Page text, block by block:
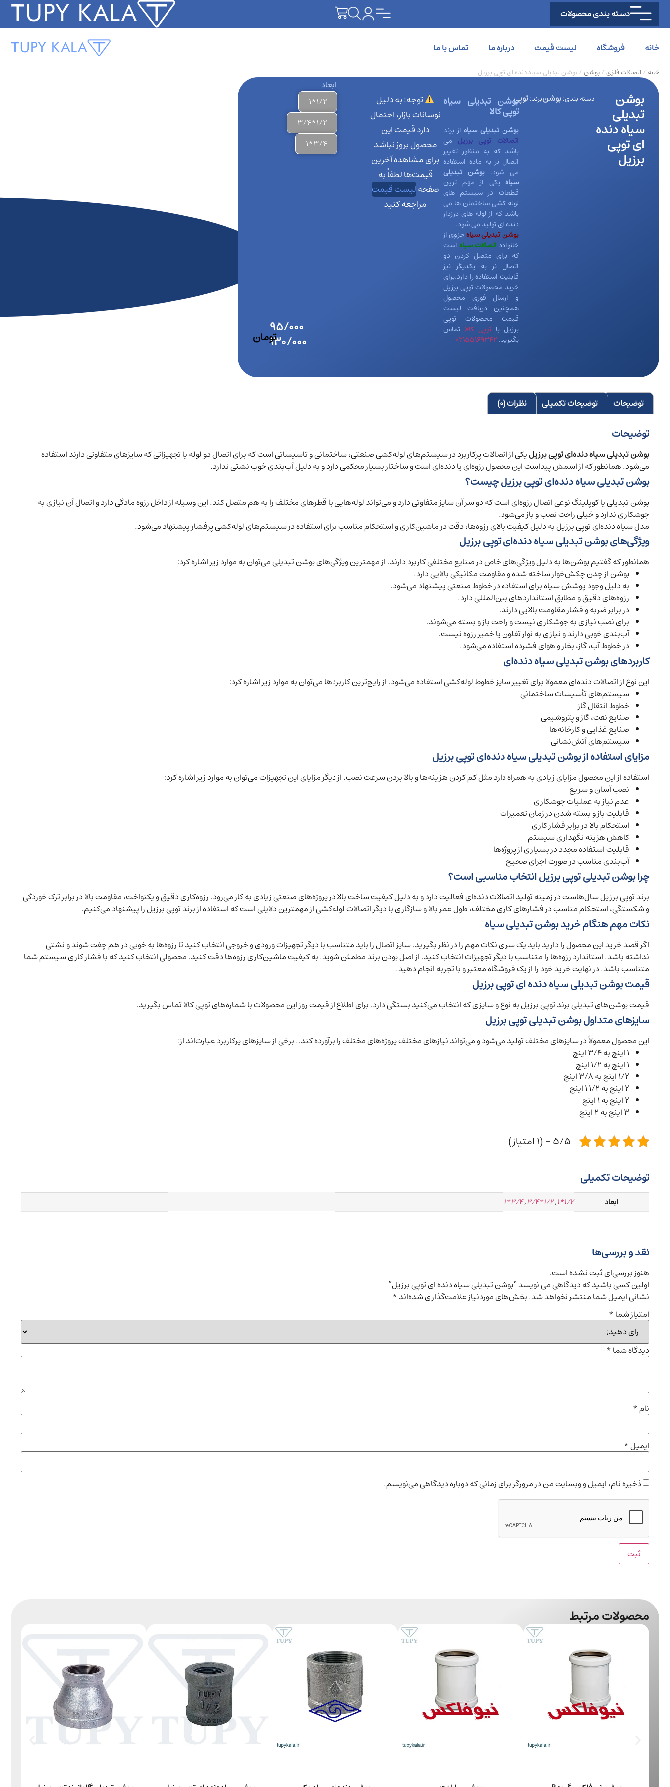
دسته بندی محصولات
خانه فروشگاه لیست قیمت درباره ما تماس با ما
خانه / اتصالات فلزی/بوشن/ بوشن تبدیلی سیاه دنده ای توپی برزیل
بوشن
تبدیلی
سیاه دنده
ای توپی
برزیل
دسته بندی:بوشنبرند:توپیبوشن تبدیلی سیاه
توپی کالا
بوشن تبدیلی سیاهاز برند
اتصالات توپی برزیل می
باشد که به منظور تغییر
اتصال نر به ماده استفاده
می شود. بوشن تبدیلی
سیاه یکی از مهم ترین
قطعات در سیستم های
لوله کشی ساختمان ها می
باشد که از لوله های درزدار
دنده ای تولید می شود.
بوشن تبدیلی سیاهجزوی از
خانواده اتصالات سیاهاست
که برای متصل کردن دو
اتصال نر به یکدیگر نیز
قابلیت استفاده را دارد.برای
خرید محصولات توپی برزیل
و ارسال فوری محصول
همچنین دریافت لیست
قیمت محصولات توپی
برزیل باتوپی کالا تماس
بگیرید.
توجه: به دلیل
نوسانات بازار، احتمال
دارد قیمت این
محصول بروز نباشد
برای مشاهده آخرین
قیمت‌ها لطفاً به
صفحهلیست قیمت
مراجعه کنید
ابعاد
1/2*1
1/2*3/4
3/4*1
توضیحات توضیحات تکمیلی نظرات (0)
توضیحات
بوشن تبدیلی سیاه دنده‌ای توپی برزیلیکی از اتصالات پرکاربرد در سیستم‌های لوله‌کشی صنعتی، ساختمانی و تاسیساتی است که برای اتصال دو لوله یا تجهیزاتی که سایزهای متفاوتی دارند استفاده
می‌شود. همانطور که از اسمش پیداست این محصول رزوه‌ای یا دنده‌ای است و ساختار بسیار محکمی دارد و به دلیل آب‌بندی خوب نشتی ندارد.
بوشن تبدیلی سیاه دنده‌ای توپی برزیل چیست؟
بوشن تبدیلی یا کوپلینگ نوعی اتصال رزوه‌ای است که دو سر آن سایز متفاوتی دارد و می‌تواند لوله‌هایی با قطرهای مختلف را به هم متصل کند. این وسیله از داخل رزوه مادگی دارد و اتصال آن نیازی به
جوشکاری ندارد و خیلی راحت نصب و باز می‌شود.
مدل سیاه دنده‌ای توپی برزیل به دلیل کیفیت بالای رزوه‌ها، دقت در ماشین‌کاری و استحکام مناسب برای استفاده در سیستم‌های لوله‌کشی پرفشار پیشنهاد می‌شود.
ویژگی‌های بوشن تبدیلی سیاه دنده‌ای توپی برزیل
همانطور که گفتیم بوشن‌ها به دلیل ویژگی‌های خاص در صنایع مختلفی کاربرد دارند. از مهمترین ویژگی‌های بوشن تبدیلی می‌توان به موارد زیر اشاره کرد:
بوشن از چدن چکش‌خوار ساخته شده و مقاومت مکانیکی بالایی دارد.
به دلیل وجود پوشش سیاه برای استفاده در خطوط صنعتی پیشنهاد می‌شود.
رزوه‌های دقیق و مطابق استانداردهای بین‌المللی دارد.
در برابر ضربه و فشار مقاومت بالایی دارند.
برای نصب نیازی به جوشکاری نیست و راحت باز و بسته می‌شوند.
آب‌بندی خوبی دارند و نیازی به نوار تفلون یا خمیر رزوه نیست.
در خطوط آب، گاز، بخار و هوای فشرده استفاده می‌شود.
کاربردهای بوشن تبدیلی سیاه دنده‌ای
این نوع از اتصالات دنده‌ای معمولا برای تغییر سایز خطوط لوله‌کشی استفاده می‌شود. از رایج‌ترین کاربردها می‌توان به موارد زیر اشاره کرد:
سیستم‌های تأسیسات ساختمانی
خطوط انتقال گاز
صنایع نفت، گاز و پتروشیمی
صنایع غذایی و کارخانه‌ها
سیستم‌های آتش‌نشانی
مزایای استفاده از بوشن تبدیلی سیاه دنده‌ای توپی برزیل
استفاده از این محصول مزایای زیادی به همراه دارد مثل کم کردن هزینه‌ها و بالا بردن سرعت نصب. از دیگر مزایای این تجهیزات می‌توان به موارد زیر اشاره کرد:
نصب آسان و سریع
عدم نیاز به عملیات جوشکاری
قابلیت باز و بسته شدن در زمان تعمیرات
استحکام بالا در برابر فشار کاری
کاهش هزینه نگهداری سیستم
قابلیت استفاده مجدد در بسیاری از پروژه‌ها
آب‌بندی مناسب در صورت اجرای صحیح
چرا بوشن تبدیلی توپی برزیل انتخاب مناسبی است؟
برند توپی برزیل سال‌هاست در زمینه تولید اتصالات دنده‌ای فعالیت دارد و به دلیل کیفیت ساخت بالا در پروژه‌های صنعتی زیادی به کار می‌رود. رزوه‌کاری دقیق و یکنواخت، مقاومت بالا در برابر ترک خوردگی
و شکستگی، استحکام مناسب در فشارهای کاری مختلف، طول عمر بالا و سازگاری با دیگر اتصالات لوله‌کشی از مهمترین دلایلی است که استفاده از برند توپی برزیل را پیشنهاد می‌کنیم.
نکات مهم هنگام خرید بوشن تبدیلی سیاه
اگر قصد خرید این محصول را دارید باید یک سری نکات مهم را در نظر بگیرید. سایز اتصال را باید متناسب با دیگر تجهیزات ورودی و خروجی انتخاب کنید تا رزوه‌ها به خوبی در هم چفت شوند و نشتی
نداشته باشد. استاندارد رزوه‌ها را متناسب با دیگر تجهیزات انتخاب کنید. از اصل بودن برند مطمئن شوید. به کیفیت ماشین‌کاری رزوه‌ها دقت کنید. محصولی انتخاب کنید که با فشار کاری سیستم شما
متناسب باشد. در نهایت خرید خود را از یک فروشگاه معتبر و با تجربه انجام دهید.
قیمت بوشن تبدیلی سیاه دنده ای توپی برزیل
قیمت بوشن‌های تبدیلی برند توپی برزیل به نوع و سایزی که انتخاب می‌کنید بستگی دارد. برای اطلاع از قیمت روز این محصولات با شماره‌های توپی کالا تماس بگیرید.
سایزهای متداول بوشن تبدیلی توپی برزیل
این محصول معمولاً در سایزهای مختلف تولید می‌شود و می‌تواند نیازهای مختلف پروژه‌های مختلف را برآورده کند.. برخی از سایزهای پرکاربرد عبارت‌اند از:
۱ اینچ به ۳/۴ اینچ
۱ اینچ به ۱/۲ اینچ
۱/۲ اینچ به ۳/۸ اینچ
۲ اینچ به ۱/۲ ۱ اینچ
۲ اینچ به ۱ اینچ
۳ اینچ به ۲ اینچ
5/5 - (1 امتیاز)
توضیحات تکمیلی
ابعاد 1/2*1
,
1/2*3/4
,
3/4*1
نقد و بررسی‌ها
هنوز بررسی‌ای ثبت نشده است.
اولین کسی باشید که دیدگاهی می نویسد “بوشن تبدیلی سیاه دنده ای توپی برزیل”
نشانی ایمیل شما منتشر نخواهد شد.بخش‌های موردنیاز علامت‌گذاری شده‌اند*
امتیاز شما*
دیدگاه شما*
نام*
ایمیل*
ذخیره نام، ایمیل و وبسایت من در مرورگر برای زمانی که دوباره دیدگاهی می‌نویسم.
محصولات مرتبط